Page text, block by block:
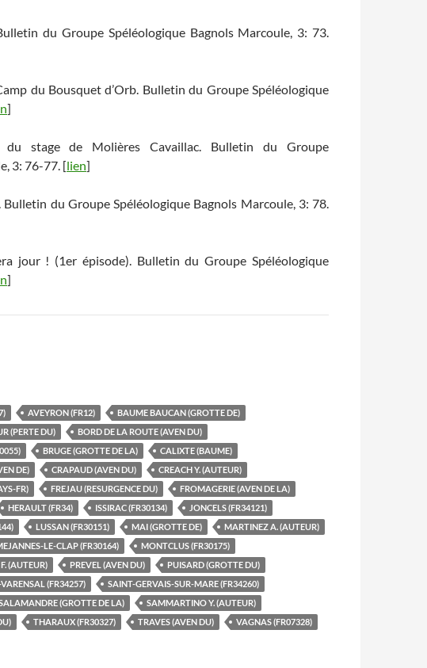
du Groupe Spéléologique Bagnols Marcoule, 3: 73.
du Bousquet d’Orb. Bulletin du Groupe Spéléologique
]
stage de Molières Cavaillac. Bulletin du Groupe
3: 76-77. [lien]
du Groupe Spéléologique Bagnols Marcoule, 3: 78.
jour ! (1er épisode). Bulletin du Groupe Spéléologique
]
AVEYRON (FR12)
BAUME BAUCAN (GROTTE DE)
(PERTE DU)
BORD DE LA ROUTE (AVEN DU)
BRUGE (GROTTE DE LA)
CALIXTE (BAUME)
DE) CRAPAUD (AVEN DU)
CREACH Y. (AUTEUR)
FR) FREJAU (RESURGENCE DU)
FROMAGERIE (AVEN DE LA)
HERAULT (FR34) ISSIRAC (FR30134)
JONCELS (FR34121)
LUSSAN (FR30151) MAI (GROTTE DE)
MARTINEZ A. (AUTEUR)
LE-CLAP (FR30164)
MONTCLUS (FR30175)
(AUTEUR) PREVEL (AVEN DU)
PUISARD (GROTTE DU)
(FR34257)
SAINT-GERVAIS-SUR-MARE (FR34260)
(GROTTE DE LA)
SAMMARTINO Y. (AUTEUR)
THARAUX (FR30327) TRAVES (AVEN DU)
VAGNAS (FR07328)